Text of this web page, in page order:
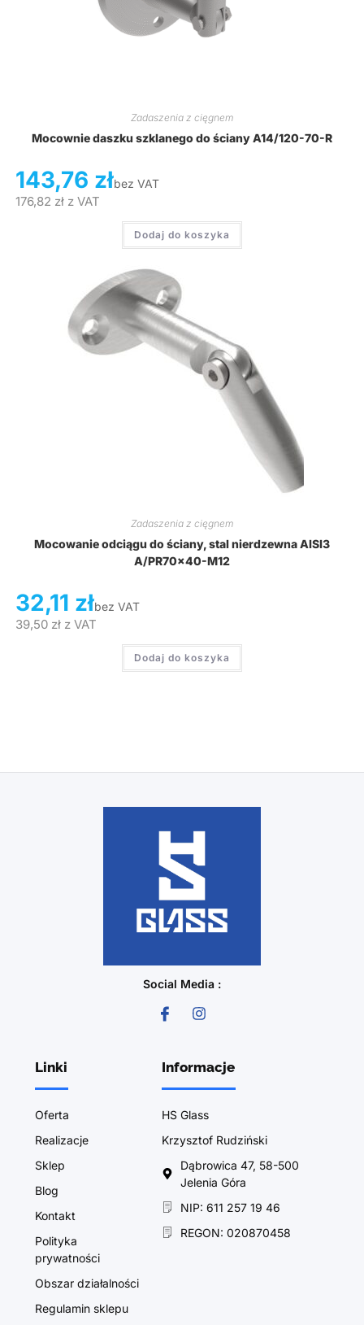
Zadaszenia z cięgnem
Mocownie daszku szklanego do ściany A14/120-70-R
143,76 złbez VAT
176,82 złz VAT
Dodaj do koszyka
Zadaszenia z cięgnem
Mocowanie odciągu do ściany, stal nierdzewna AISI3
A/PR70x40-M12
32,11 złbez VAT
39,50 złz VAT
Dodaj do koszyka
Social Media :
Linki
Oferta
Realizacje
Sklep
Blog
Kontakt
Polityka
prywatności
Obszar działalności
Regulamin sklepu
Informacje
HS Glass
Krzysztof Rudziński
Dąbrowica 47, 58-500
Jelenia Góra
NIP: 611 257 19 46
REGON: 020870458